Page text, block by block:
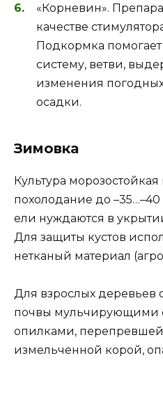
«Корневин».
качестве
Подкормка
систему, ветви,
изменения
осадки.
Зимовка
Культура
похолодание до
ели нуждаются в
Для защиты кустов
нетканый материал
Для взрослых деревьев
почвы мульчирующими
опилками, перепревшей
измельченной корой,